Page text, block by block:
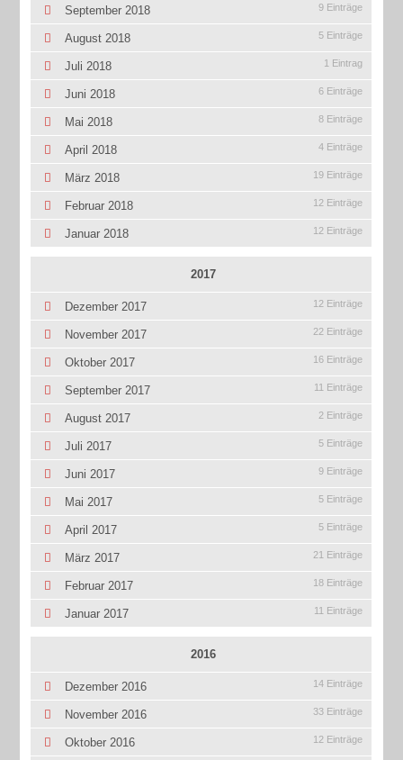
September 2018 9 Einträge
August 2018 5 Einträge
Juli 2018 1 Eintrag
Juni 2018 6 Einträge
Mai 2018 8 Einträge
April 2018 4 Einträge
März 2018 19 Einträge
Februar 2018 12 Einträge
Januar 2018 12 Einträge
2017
Dezember 2017 12 Einträge
November 2017 22 Einträge
Oktober 2017 16 Einträge
September 2017 11 Einträge
August 2017 2 Einträge
Juli 2017 5 Einträge
Juni 2017 9 Einträge
Mai 2017 5 Einträge
April 2017 5 Einträge
März 2017 21 Einträge
Februar 2017 18 Einträge
Januar 2017 11 Einträge
2016
Dezember 2016 14 Einträge
November 2016 33 Einträge
Oktober 2016 12 Einträge